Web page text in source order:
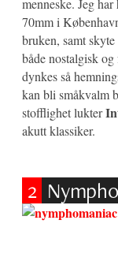
menneske. Jeg
70mm i
bruken, samt
både nostalgisk
dynkes så
kan bli småkvalm
stofflighet lukter
akutt klassiker.
2